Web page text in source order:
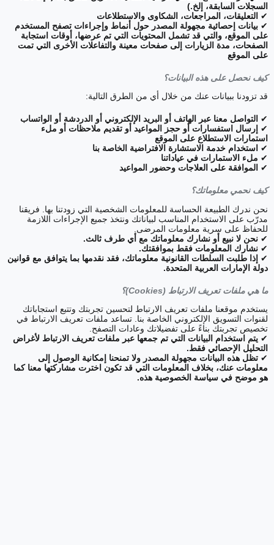
السجلات السابقة، إلخ.)
✔ التعليقات، المراجعات، الشكاوى والاستطلاعات
✔ بيانات إحصائية مجهولة المصدر حول أنماط وإجراءات تصفح المستخدم
على الموقع، والتي قد تشمل المحتويات التي تم عرضها، أوقات استجابة
الصفحات، مدة الزيارات إلى صفحات معينة والتفاعلات الأخرى التي تمت
على الموقع
كيف نحصل على هذه البيانات؟
قد تزودنا ببيانات عنك من خلال أي من الطرق التالية:
✔ التواصل معنا عبر الهاتف أو البريد الإلكتروني أو الدردشة أو الواتساب
✔ إرسال استفسارات أو حجز المواعيد أو تقديم ملاحظات أو ملء
استمارات الاستطلاع على الموقع
✔ استخدام خدمة الاستشارة الافتراضية الخاصة بنا
✔ ملء الاستمارات في عياداتنا
✔ الموافقة على العلاجات وحضور المواعيد
كيف نحمي معلوماتك؟
نحن ندرك الطبيعة الحساسة للمعلومات الشخصية التي زودتنا بها. فريقنا
مدرّب على الاستخدام المناسب لبياناتك ونتخذ جميع الإجراءات اللازمة
للحفاظ على سرية معلومات المرضى.
✔ نحن لا نبيع أو نشارك معلوماتك مع أي طرف ثالث.
✔ نشارك المعلومات فقط بموافقتك.
✔ إذا طلبت السلطات القانونية معلوماتك، فقد نقدمها بما يتوافق مع قوانين
دولة الإمارات العربية المتحدة.
ما هي ملفات تعريف الارتباط (Cookies)؟
يستخدم موقعنا ملفات تعريف الارتباط لتحسين تجربتك وتتبع استجاباتك
لقنوات التسويق الإلكتروني الخاصة بنا. تساعد ملفات تعريف الارتباط في
تخصيص تجربتك بناءً على تفضيلاتك وعادات التصفح.
✔ يتم استخدام البيانات التي تم جمعها عبر ملفات تعريف الارتباط لأغراض
التحليل الإحصائي فقط.
✔ تظل هذه البيانات مجهولة المصدر ولا تمنحنا إمكانية الوصول إلى
معلومات عنك، بخلاف المعلومات التي قد تكون اخترت مشاركتها معنا كما
هو موضح في سياسة الخصوصية هذه.